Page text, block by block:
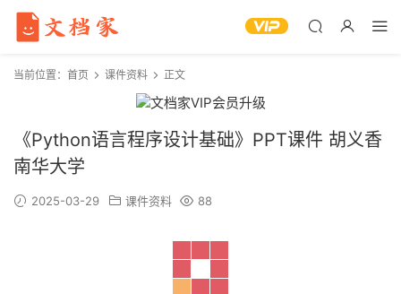
当前位置： 首页 课件资料 正文
《Python语言程序设计基础》PPT课件 胡义香
南华大学
2025-03-29 课件资料 88